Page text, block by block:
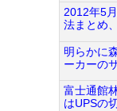
2012年5
法まとめ
明らかに
ーカーの
富士通館
はUPSの